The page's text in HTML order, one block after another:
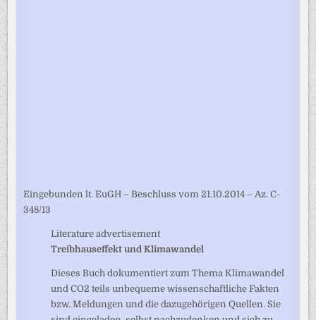
Eingebunden lt. EuGH – Beschluss vom 21.10.2014 – Az. C-
348/13
Literature advertisement
Treibhauseffekt und Klimawandel
Dieses Buch dokumentiert zum Thema Klimawandel
und CO2 teils unbequeme wissenschaftliche Fakten
bzw. Meldungen und die dazugehörigen Quellen. Sie